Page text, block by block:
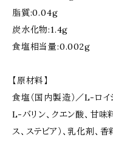
脂質:0.04g
炭水化物:1.4g
食塩相当量:0.002g
【原材料】
食塩（国内製造）／L-ロイ
L-バリン、クエン酸、甘味
ス、ステビア）、乳化剤、